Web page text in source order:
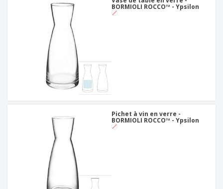
BORMIOLI ROCCO™ - Ypsilon
Pichet à vin en verre -
BORMIOLI ROCCO™ - Ypsilon